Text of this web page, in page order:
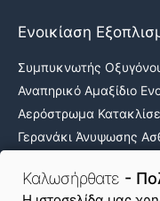
Καλωσήρθατε -
Ενοικίαση
Συμπυκνωτής
Αναπηρικό Αμαξίδιο
Αερόστρωμα
Γερανάκι Άνυψωσης